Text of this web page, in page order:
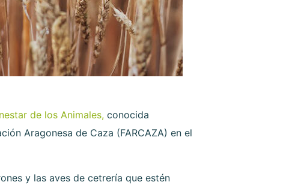
de los Animales, conocida
Aragonesa de Caza (FARCAZA) en el
y las aves de cetrería que estén